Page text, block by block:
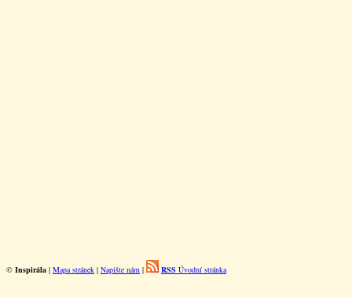
© Inspirála | Mapa stránek | Napište nám | RSS Úvodní stránka